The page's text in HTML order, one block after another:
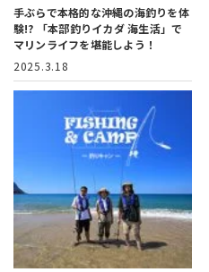
手ぶらで本格的な沖縄の海釣りを体
験!?
「本部釣りイカダ 海生活」で
マリンライフを堪能しよう！
2025.3.18